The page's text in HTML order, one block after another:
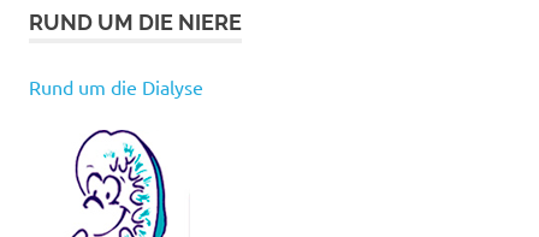
RUND UM DIE NIERE
Rund um die Dialyse